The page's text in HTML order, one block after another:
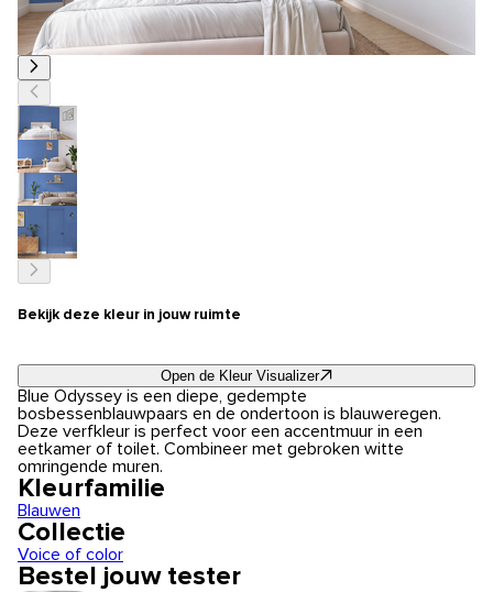
Bekijk deze kleur in jouw ruimte
Open de Kleur Visualizer
Blue Odyssey is een diepe, gedempte
bosbessenblauwpaars en de ondertoon is blauweregen.
Deze verfkleur is perfect voor een accentmuur in een
eetkamer of toilet. Combineer met gebroken witte
omringende muren.
Kleurfamilie
Blauwen
Collectie
Voice of color
Bestel jouw tester